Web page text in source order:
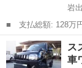
岩
■ 支払総額: 128万円 ■ 車両本体価格： 1,150,000 円 ■ メーカー
名： スズキ ■ 車
ン・パワステ付き・
バンパー・Ｌ...
和歌山 岩出市
ス
車